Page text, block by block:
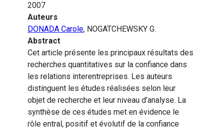
2007
Auteurs
DONADA Carole, NOGATCHEWSKY G.
Abstract
Cet article présente les principaux résultats des
recherches quantitatives sur la confiance dans
les relations interentreprises. Les auteurs
distinguent les études réalisées selon leur
objet de recherche et leur niveau d’analyse. La
synthèse de ces études met en évidence le
rôle entral, positif et évolutif de la confiance